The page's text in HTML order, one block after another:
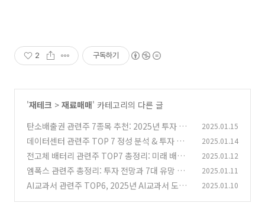
2 구독하기
'재테크 > 재료매매' 카테고리의 다른 글
탄소배출권 관련주 7종목 추천: 2025년 투자 포
인트와 전략
(0)
2025.01.15
데이터센터 관련주 TOP 7 정성 분석 & 투자 전
략
(0)
2025.01.14
전고체 배터리 관련주 TOP7 총정리: 미래 배터
리 시장의 핵심 플레이어들
(0)
2025.01.12
엠폭스 관련주 총정리: 투자 전망과 7대 유망 종
목 분석
(0)
2025.01.11
AI교과서 관련주 TOP6, 2025년 AI교과서 도
2025.01.10